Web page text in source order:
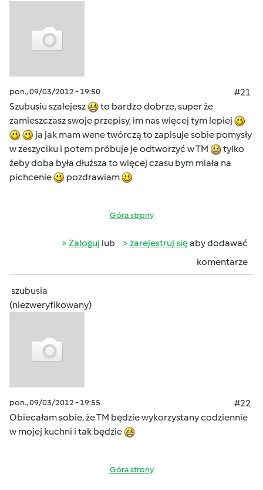
pon., 09/03/2012 - 19:50
#21
Szubusiu szalejesz
to bardzo dobrze, super że
zamieszczasz swoje przepisy, im nas więcej tym lepiej
ja jak mam wene twórczą to zapisuje sobie pomysły
w zeszyciku i potem próbuje je odtworzyć w TM
tylko
żeby doba była dłuższa to więcej czasu bym miała na
pichcenie
pozdrawiam
Góra strony
Zaloguj lub zarejestruj sięaby dodawać
komentarze
szubusia
(niezweryfikowany)
pon., 09/03/2012 - 19:55
#22
Obiecałam sobie, że TM będzie wykorzystany codziennie
w mojej kuchni i tak będzie
Góra strony